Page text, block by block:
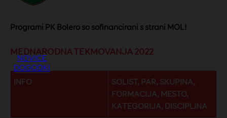
NOVICE
DOGODKI
Programi PK Bolero so sofinancirani s strani MOL!
MEDNARODNA TEKMOVANJA 2022
INFO
SOLIST, PAR, SKUPINA,
FORMACIJA, MESTO,
KATEGORIJA, DISCIPLINA